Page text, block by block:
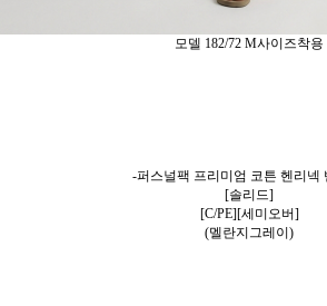
모델 182/72 M사이즈착용
-퍼스널팩 프리미엄 코튼 헨리넥
[솔리드]
[C/PE][세미오버]
(멜란지그레이)